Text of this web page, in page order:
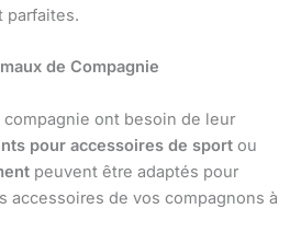
parfaites.
de Compagnie
ont besoin de leur
pour accessoires de sport ou
peuvent être adaptés pour
accessoires de vos compagnons à